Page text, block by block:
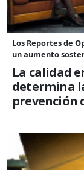
Los Reportes de
un aumento
La calidad
determina
prevención